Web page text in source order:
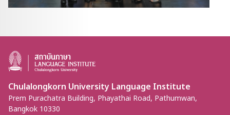
Chulalongkorn University Language Institute
Prem Purachatra Building, Phayathai Road, Pathumwan,
Bangkok 10330